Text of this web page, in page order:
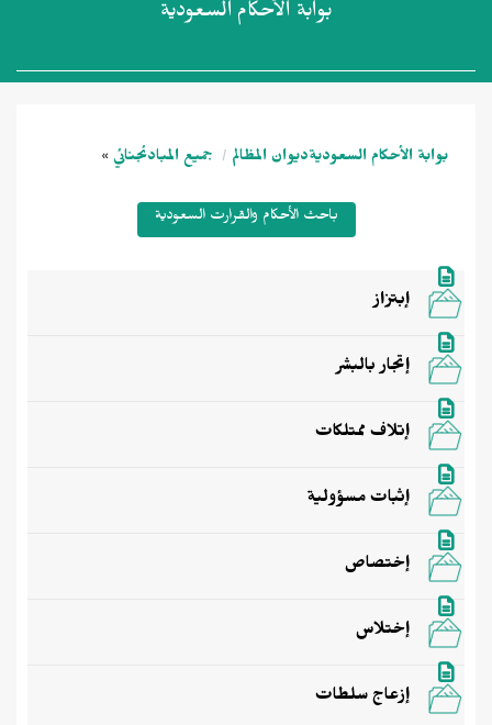
بوابة الأحكام السعودية
بوابة الأحكام السعوديةديوان المظالم جميع المبادئجنائي »
باحث الأحكام والقرارت السعودية
إبتزاز
إتجار بالبشر
إتلاف ممتلكات
إثبات مسؤولية
إختصاص
إختلاس
إزعاج سلطات